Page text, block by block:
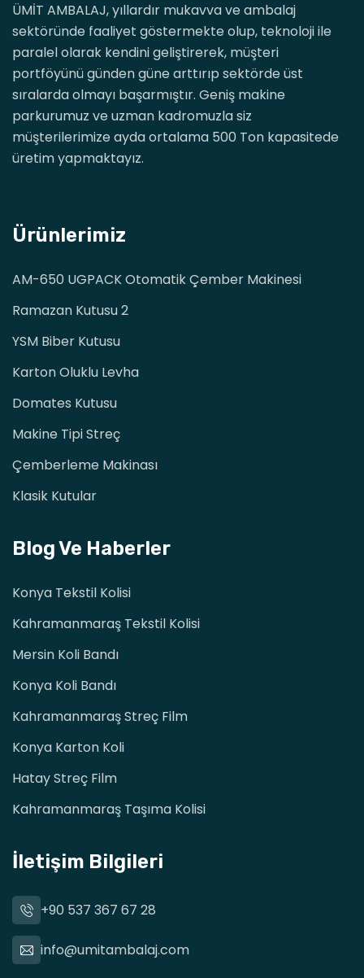
ÜMİT AMBALAJ, yıllardır mukavva ve ambalaj
sektöründe faaliyet göstermekte olup, teknoloji ile
paralel olarak kendini geliştirerek, müşteri
portföyünü günden güne arttırıp sektörde üst
sıralarda olmayı başarmıştır. Geniş makine
parkurumuz ve uzman kadromuzla siz
müşterilerimize ayda ortalama 500 Ton kapasitede
üretim yapmaktayız.
Ürünlerimiz
AM-650 UGPACK Otomatik Çember Makinesi
Ramazan Kutusu 2
YSM Biber Kutusu
Karton Oluklu Levha
Domates Kutusu
Makine Tipi Streç
Çemberleme Makinası
Klasik Kutular
Blog Ve Haberler
Konya Tekstil Kolisi
Kahramanmaraş Tekstil Kolisi
Mersin Koli Bandı
Konya Koli Bandı
Kahramanmaraş Streç Film
Konya Karton Koli
Hatay Streç Film
Kahramanmaraş Taşıma Kolisi
İletişim Bilgileri
+90 537 367 67 28
info@umitambalaj.com